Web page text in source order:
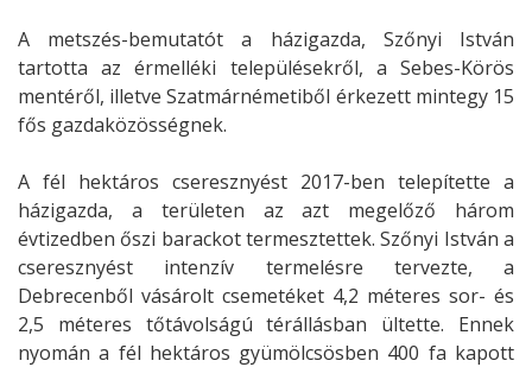
A metszés-bemutatót a házigazda, Szőnyi István
tartotta az érmelléki településekről, a Sebes-Körös
mentéről, illetve Szatmárnémetiből érkezett mintegy 15
fős gazdaközösségnek.
A fél hektáros cseresznyést 2017-ben telepítette a
házigazda, a területen az azt megelőző három
évtizedben őszi barackot termesztettek. Szőnyi István a
cseresznyést intenzív termelésre tervezte, a
Debrecenből vásárolt csemetéket 4,2 méteres sor- és
2,5 méteres tőtávolságú térállásban ültette. Ennek
nyomán a fél hektáros gyümölcsösben 400 fa kapott